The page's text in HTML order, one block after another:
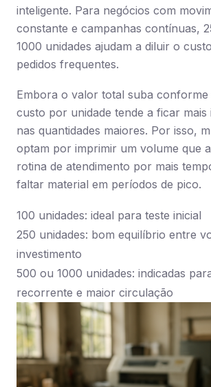
inteligente. Para negócios com
constante e campanhas contínuas,
1000 unidades ajudam a diluir o
pedidos frequentes.
Embora o valor total suba conforme
custo por unidade tende a ficar mais
nas quantidades maiores. Por isso,
optam por imprimir um volume que
rotina de atendimento por mais
faltar material em períodos de pico.
100 unidades: ideal para teste inicial
250 unidades: bom equilíbrio entre
investimento
500 ou 1000 unidades: indicadas
recorrente e maior circulação